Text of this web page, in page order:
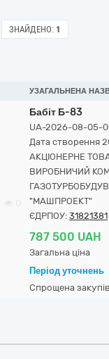
ЗНАЙДЕНО: 1
УЗАГАЛЬНЕНА
Бабіт Б-83
UA-2026-08-05-
Дата створення
АКЦІОНЕРНЕ
ВИРОБНИЧИЙ
"МАШПРОЕКТ"
ЄДРПОУ: 31821381
787 500 UAH
Загальна ціна
Період уточнень
Спрощена